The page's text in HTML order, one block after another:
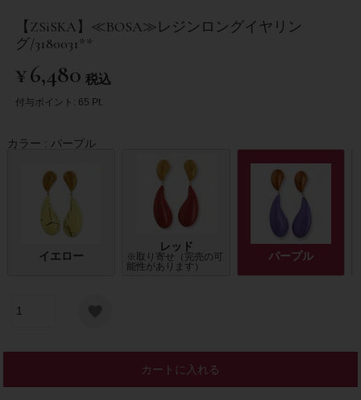
【ZSiSKA】≪BOSA≫レジンロングイヤリン
グ/3180031**
¥6,480 税込
付与ポイント: 65 Pt.
カラー パープル
イエロー
レッド
※取り寄せ（完売の可
能性があります）
パープル
カートに入れる